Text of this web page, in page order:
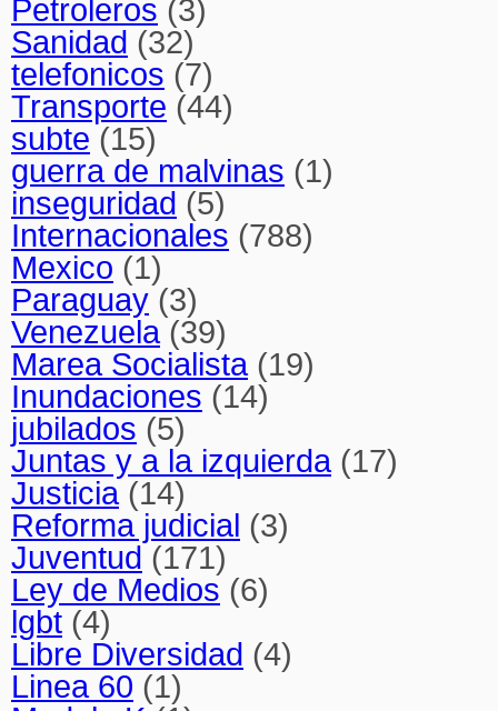
Petroleros (3)
Sanidad (32)
telefonicos (7)
Transporte (44)
subte (15)
guerra de malvinas (1)
inseguridad (5)
Internacionales (788)
Mexico (1)
Paraguay (3)
Venezuela(39)
Marea Socialista(19)
Inundaciones (14)
jubilados (5)
Juntas y a la izquierda(17)
Justicia(14)
Reforma judicial (3)
Juventud (171)
Ley de Medios (6)
lgbt (4)
Libre Diversidad (4)
Linea 60 (1)